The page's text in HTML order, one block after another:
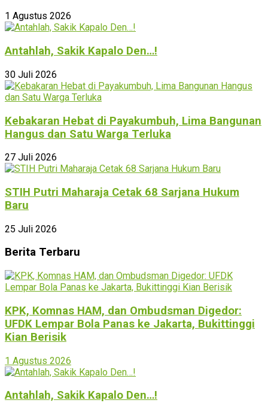
1 Agustus 2026
Antahlah, Sakik Kapalo Den…!
30 Juli 2026
Kebakaran Hebat di Payakumbuh, Lima Bangunan
Hangus dan Satu Warga Terluka
27 Juli 2026
STIH Putri Maharaja Cetak 68 Sarjana Hukum
Baru
25 Juli 2026
Berita Terbaru
KPK, Komnas HAM, dan Ombudsman Digedor:
UFDK Lempar Bola Panas ke Jakarta, Bukittinggi
Kian Berisik
1 Agustus 2026
Antahlah, Sakik Kapalo Den…!